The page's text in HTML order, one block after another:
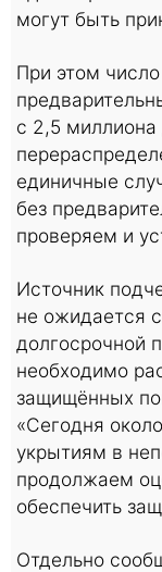
могут быть
При этом
с 2,5
единичные
без
проверяем и
Источник
не ожидается
долгосрочной
необходимо
защищённых
«Сегодня
укрытиям в
продолжаем
обеспечить
Отдельно